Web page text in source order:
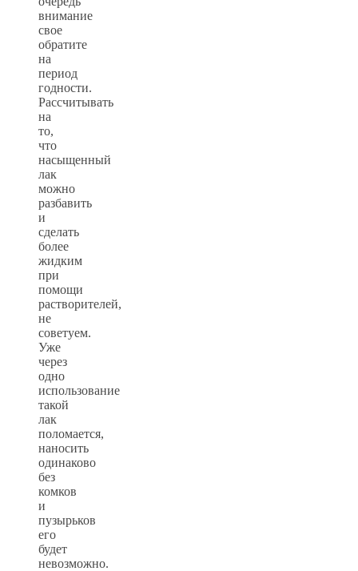
внимание
свое
обратите
на
период
годности.
Рассчитывать
на
то,
что
насыщенный
лак
можно
разбавить
и
сделать
более
жидким
при
помощи
растворителей,
не
советуем.
Уже
через
одно
использование
такой
лак
поломается,
наносить
одинаково
без
комков
и
пузырьков
его
будет
невозможно.